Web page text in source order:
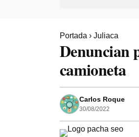
Portada › Juliaca
Denuncian
camioneta
Carlos Roque
30/08/2022